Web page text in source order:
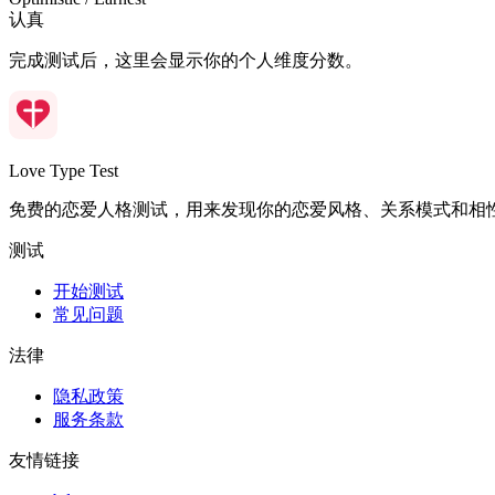
认真
完成测试后，这里会显示你的个人维度分数。
Love Type Test
免费的恋爱人格测试，用来发现你的恋爱风格、关系模式和相
测试
开始测试
常见问题
法律
隐私政策
服务条款
友情链接